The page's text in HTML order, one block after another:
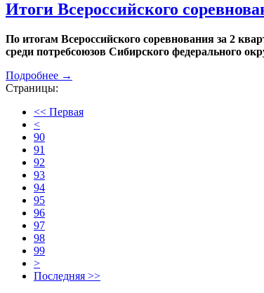
Итоги Всероссийского
По итогам Всероссийского соревнования за 2
среди потребсоюзов Сибирского федерального
Подробнее →
Страницы:
<< Первая
<
90
91
92
93
94
95
96
97
98
99
>
Последняя >>